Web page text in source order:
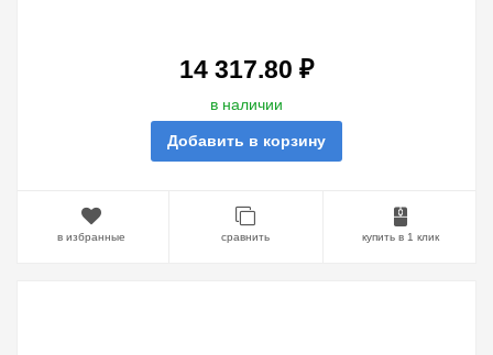
14 317.80 ₽
в наличии
Добавить в корзину
в избранные сравнить купить в 1 клик